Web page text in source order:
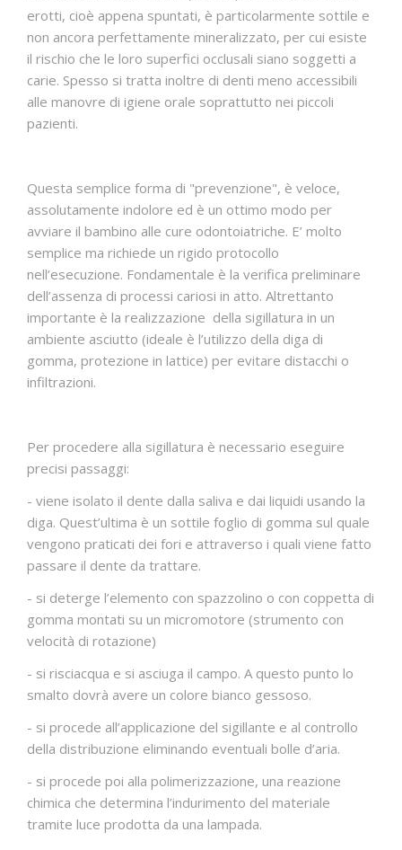
erotti, cioè appena spuntati, è particolarmente sottile e
non ancora perfettamente mineralizzato, per cui esiste
il rischio che le loro superfici occlusali siano soggetti a
carie. Spesso si tratta inoltre di denti meno accessibili
alle manovre di igiene orale soprattutto nei piccoli
pazienti.
Questa semplice forma di "prevenzione", è veloce,
assolutamente indolore ed è un ottimo modo per
avviare il bambino alle cure odontoiatriche. E’ molto
semplice ma richiede un rigido protocollo
nell’esecuzione. Fondamentale è la verifica preliminare
dell’assenza di processi cariosi in atto. Altrettanto
importante è la realizzazione della sigillatura in un
ambiente asciutto (ideale è l’utilizzo della diga di
gomma, protezione in lattice) per evitare distacchi o
infiltrazioni.
Per procedere alla sigillatura è necessario eseguire
precisi passaggi:
- viene isolato il dente dalla saliva e dai liquidi usando la
diga. Quest’ultima è un sottile foglio di gomma sul quale
vengono praticati dei fori e attraverso i quali viene fatto
passare il dente da trattare.
- si deterge l’elemento con spazzolino o con coppetta di
gomma montati su un micromotore (strumento con
velocità di rotazione)
- si risciacqua e si asciuga il campo. A questo punto lo
smalto dovrà avere un colore bianco gessoso.
- si procede all’applicazione del sigillante e al controllo
della distribuzione eliminando eventuali bolle d’aria.
- si procede poi alla polimerizzazione, una reazione
chimica che determina l’indurimento del materiale
tramite luce prodotta da una lampada.